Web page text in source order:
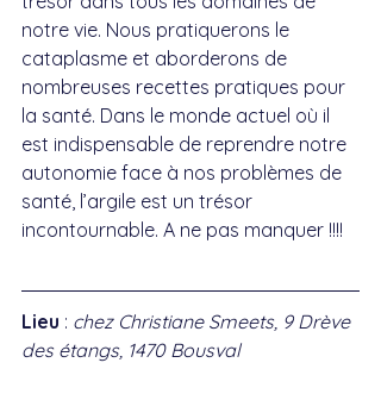
notre vie. Nous pratiquerons le
cataplasme et aborderons de
nombreuses recettes pratiques pour
la santé. Dans le monde actuel où il
est indispensable de reprendre notre
autonomie face à nos problèmes de
santé, l’argile est un trésor
incontournable. A ne pas manquer !!!!
Lieu : chez Christiane Smeets, 9 Drève
des étangs, 1470 Bousval